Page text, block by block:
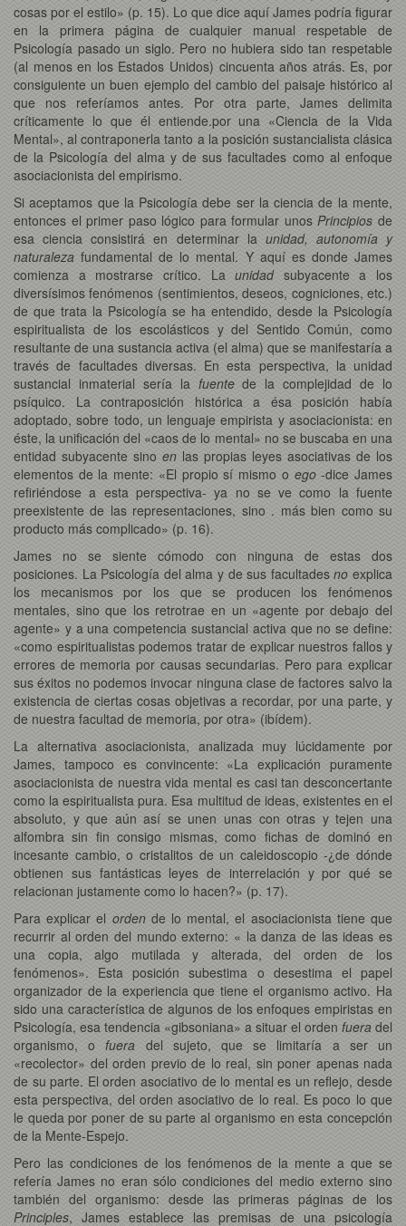
cosas por el estilo» (p. 15). Lo que dice aquí James podría figurar
en la primera página de cualquier manual respetable de
Psicología pasado un siglo. Pero no hubiera sido tan respetable
(al menos en los Estados Unidos) cincuenta años atrás. Es, por
consiguiente un buen ejemplo del cambio del paisaje histórico al
que nos referíamos antes. Por otra parte, James delimita
críticamente lo que él entiende.por una «Ciencia de la Vida
Mental», al contraponerla tanto a la posición sustancialista clásica
de la Psicología del alma y de sus facultades como al enfoque
asociacionista del empirismo.
Si aceptamos que la Psicología debe ser la ciencia de la mente,
entonces el primer paso lógico para formular unos Principios de
esa ciencia consistirá en determinar la unidad, autonomía y
naturaleza fundamental de lo mental. Y aquí es donde James
comienza a mostrarse crítico. Launidadsubyacente a los
diversísimos fenómenos (sentimientos, deseos, cogniciones, etc.)
de que trata la Psicología se ha entendido, desde la Psicología
espiritualista de los escolásticos y del Sentido Común, como
resultante de una sustancia activa (el alma) que se manifestaría a
través de facultades diversas. En esta perspectiva, la unidad
sustancial inmaterial sería la fuentede la complejidad de lo
psíquico. La contraposición histórica a ésa posición había
adoptado, sobre todo, un lenguaje empirista y asociacionista: en
éste, la unificación del «caos de lo mental» no se buscaba en una
entidad subyacente sino en las propias leyes asociativas de los
elementos de la mente: «El propio sí mismo o ego-dice James
refiriéndose a esta perspectiva- ya no se ve como la fuente
preexistente de las representaciones, sino . más bien como su
producto más complicado» (p. 16).
James no se siente cómodo con ninguna de estas dos
posiciones. La Psicología del alma y de sus facultadesno explica
los mecanismos por los que se producen los fenómenos
mentales, sino que los retrotrae en un «agente por debajo del
agente» y a una competencia sustancial activa que no se define:
«como espiritualistas podemos tratar de explicar nuestros fallos y
errores de memoria por causas secundarias. Pero para explicar
sus éxitos no podemos invocar ninguna clase de factores salvo la
existencia de ciertas cosas objetivas a recordar, por una parte, y
de nuestra facultad de memoria, por otra» (ibídem).
La alternativa asociacionista, analizada muy lúcidamente por
James, tampoco es convincente: «La explicación puramente
asociacionista de nuestra vida mental es casi tan desconcertante
como la espiritualista pura. Esa multitud de ideas, existentes en el
absoluto, y que aún así se unen unas con otras y tejen una
alfombra sin fin consigo mismas, como fichas de dominó en
incesante cambio, o cristalitos de un caleidoscopio -¿de dónde
obtienen sus fantásticas leyes de interrelación y por qué se
relacionan justamente como lo hacen?» (p. 17).
Para explicar el ordende lo mental, el asociacionista tiene que
recurrir al orden del mundo externo: « la danza de las ideas es
una copia, algo mutilada y alterada, del orden de los
fenómenos». Esta posición subestima o desestima el papel
organizador de la experiencia que tiene el organismo activo. Ha
sido una característica de algunos de los enfoques empiristas en
Psicología, esa tendencia «gibsoniana» a situar el orden fuera del
organismo, o fuera del sujeto, que se limitaría a ser un
«recolector» del orden previo de lo real, sin poner apenas nada
de su parte. El orden asociativo de lo mental es un reflejo, desde
esta perspectiva, del orden asociativo de lo real. Es poco lo que
le queda por poner de su parte al organismo en esta concepción
de la Mente-Espejo.
Pero las condiciones de los fenómenos de la mente a que se
refería James no eran sólo condiciones del medio externo sino
también del organismo: desde las primeras páginas de los
Principles, James establece las premisas de una psicología